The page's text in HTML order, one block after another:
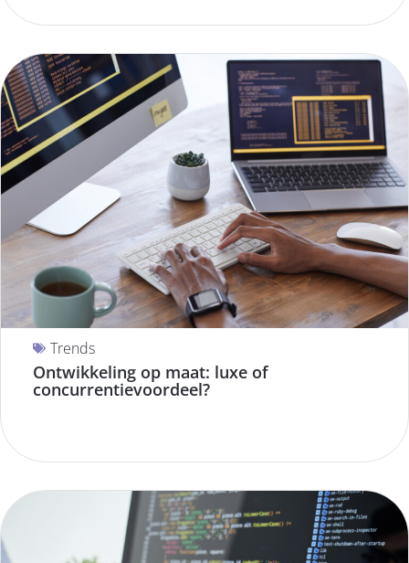
Trends
Ontwikkeling op maat: luxe of
concurrentievoordeel?